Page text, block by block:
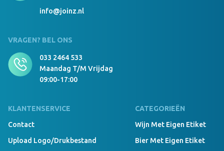
info@joinz.nl
VRAGEN? BEL ONS
033 2464 533
Maandag T/m Vrijdag
09:00-17:00
KLANTENSERVICE
Contact
Upload Logo/drukbestand
CATEGORIEËN
Wijn Met Eigen Etiket
Bier Met Eigen Etiket